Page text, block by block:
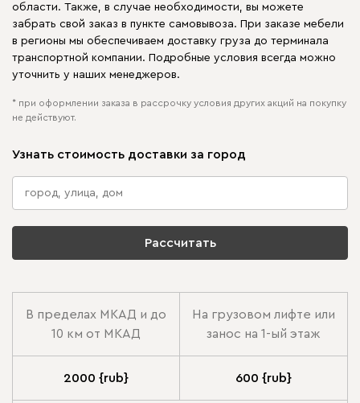
области. Также, в случае необходимости, вы можете
забрать свой заказ в пункте самовывоза. При заказе мебели
в регионы мы обеспечиваем доставку груза до терминала
транспортной компании. Подробные условия всегда можно
уточнить у наших менеджеров.
* при оформлении заказа в рассрочку условия других акций на покупку
не действуют.
Узнать стоимость доставки за город
Рассчитать
В пределах МКАД и до
10 км от МКАД
На грузовом лифте или
занос на 1-ый этаж
2000 {rub} 600 {rub}